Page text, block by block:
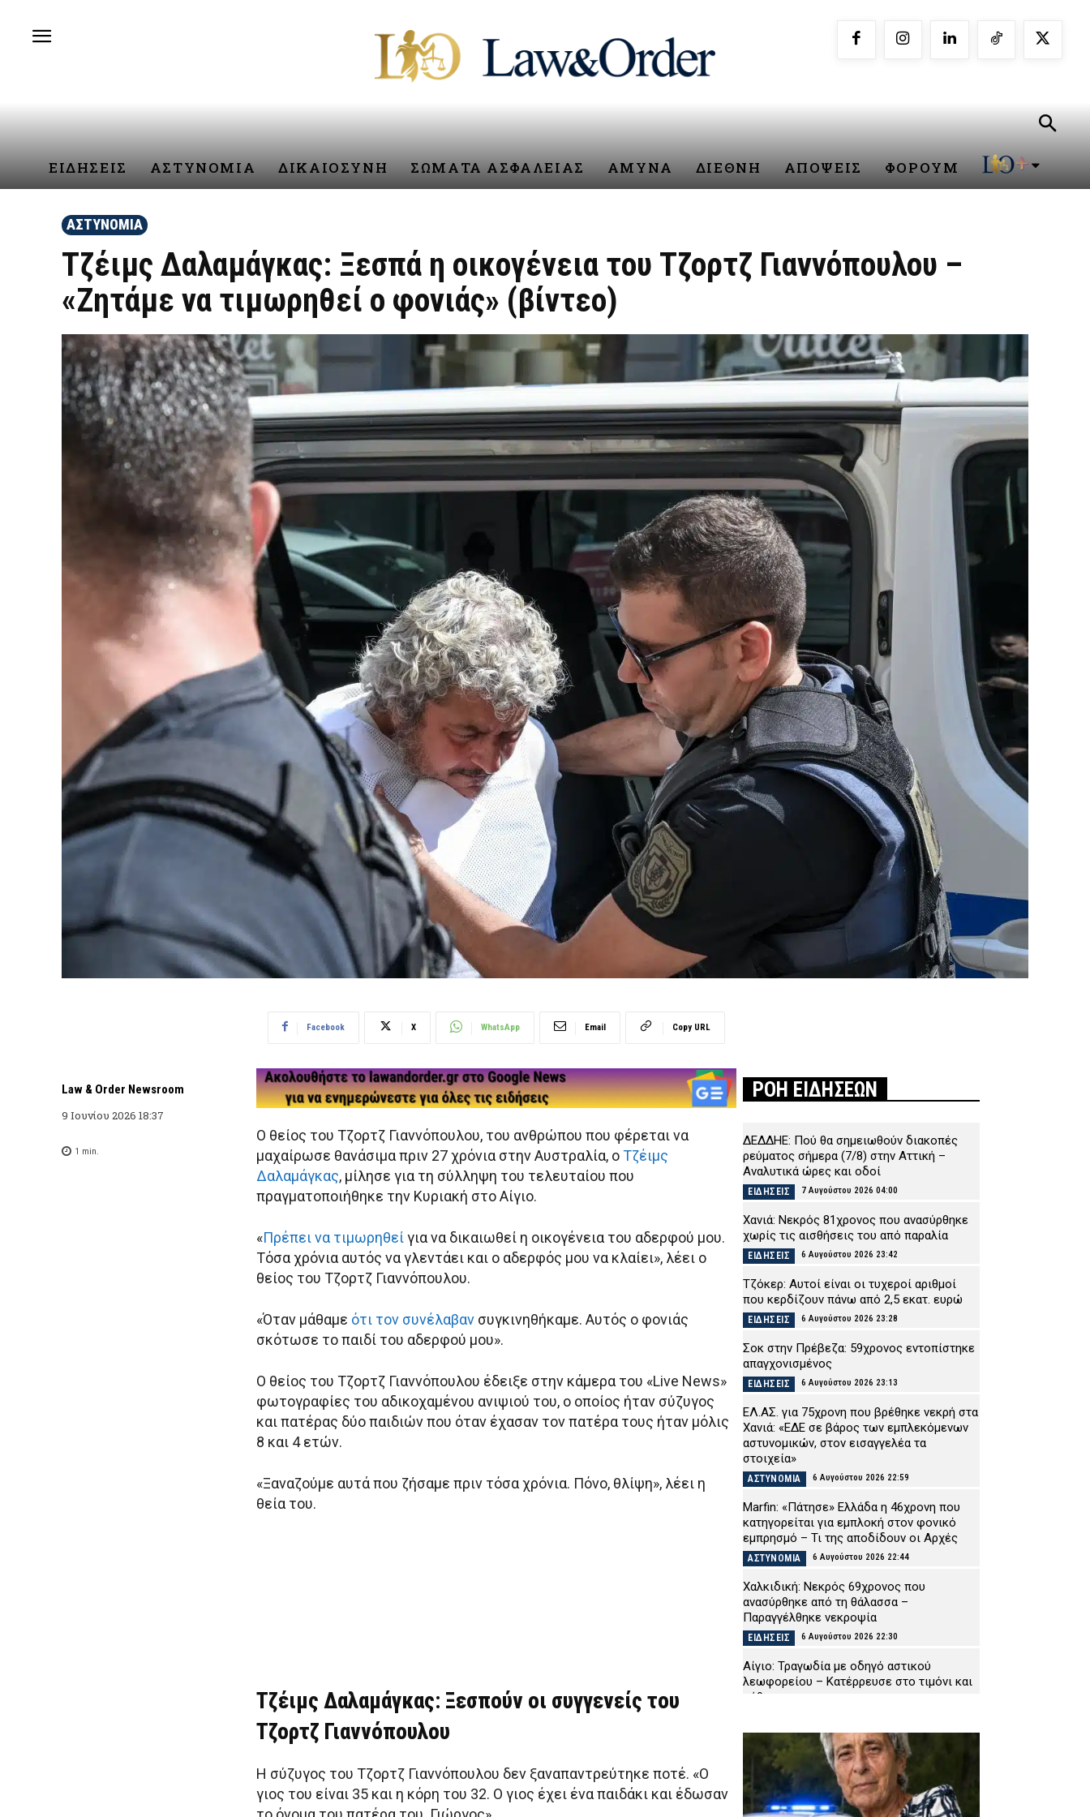
ΕΙΔΗΣΕΙΣ ΑΣΤΥΝΟΜΙΑ ΔΙΚΑΙΟΣΥΝΗ ΣΩΜΑΤΑ ΑΣΦΑΛΕΙΑΣ ΑΜΥΝΑ ΔΙΕΘΝΗ ΑΠΟΨΕΙΣ ΦΟΡΟΥΜ
ΑΣΤΥΝΟΜΙΑ
Τζέιμς Δαλαμάγκας: Ξεσπά η οικογένεια του Τζορτζ Γιαννόπουλου –
«Ζητάμε να τιμωρηθεί ο φονιάς» (βίντεο)
Law & Order Newsroom
9 Ιουνίου 2026 18:37
1 min.
Facebook X WhatsApp Email Copy URL
Ο θείος του Τζορτζ Γιαννόπουλου, του ανθρώπου που φέρεται να
μαχαίρωσε θανάσιμα πριν 27 χρόνια στην Αυστραλία, οΤζέιμς
Δαλαμάγκας, μίλησε για τη σύλληψη του τελευταίου που
πραγματοποιήθηκε την Κυριακή στο Αίγιο.
«Πρέπει να τιμωρηθείγια να δικαιωθεί η οικογένεια του αδερφού μου.
Τόσα χρόνια αυτός να γλεντάει και ο αδερφός μου να κλαίει», λέει ο
θείος του Τζορτζ Γιαννόπουλου.
«Όταν μάθαμε ότι τον συνέλαβαν συγκινηθήκαμε. Αυτός ο φονιάς
σκότωσε το παιδί του αδερφού μου».
Ο θείος του Τζορτζ Γιαννόπουλου έδειξε στην κάμερα του «Live News»
φωτογραφίες του αδικοχαμένου ανιψιού του, ο οποίος ήταν σύζυγος
και πατέρας δύο παιδιών που όταν έχασαν τον πατέρα τους ήταν μόλις
8 και 4 ετών.
«Ξαναζούμε αυτά που ζήσαμε πριν τόσα χρόνια. Πόνο, θλίψη», λέει η
θεία του.
Τζέιμς Δαλαμάγκας: Ξεσπούν οι συγγενείς του
Τζορτζ Γιαννόπουλου
Η σύζυγος του Τζορτζ Γιαννόπουλου δεν ξαναπαντρεύτηκε ποτέ. «Ο
γιος του είναι 35 και η κόρη του 32. Ο γιος έχει ένα παιδάκι και έδωσαν
ΡΟΗ ΕΙΔΗΣΕΩΝ
ΔΕΔΔΗΕ: Πού θα σημειωθούν διακοπές
ρεύματος σήμερα (7/8) στην Αττική –
Αναλυτικά ώρες και οδοί
ΕΙΔΗΣΕΙΣ 7 Αυγούστου 2026 04:00
Χανιά: Νεκρός 81χρονος που ανασύρθηκε
χωρίς τις αισθήσεις του από παραλία
ΕΙΔΗΣΕΙΣ 6 Αυγούστου 2026 23:42
Τζόκερ: Αυτοί είναι οι τυχεροί αριθμοί
που κερδίζουν πάνω από 2,5 εκατ. ευρώ
ΕΙΔΗΣΕΙΣ 6 Αυγούστου 2026 23:28
Σοκ στην Πρέβεζα: 59χρονος εντοπίστηκε
απαγχονισμένος
ΕΙΔΗΣΕΙΣ 6 Αυγούστου 2026 23:13
ΕΛ.ΑΣ. για 75χρονη που βρέθηκε νεκρή στα
Χανιά: «ΕΔΕ σε βάρος των εμπλεκόμενων
αστυνομικών, στον εισαγγελέα τα
στοιχεία»
ΑΣΤΥΝΟΜΙΑ 6 Αυγούστου 2026 22:59
Marfin: «Πάτησε» Ελλάδα η 46χρονη που
κατηγορείται για εμπλοκή στον φονικό
εμπρησμό – Τι της αποδίδουν οι Αρχές
ΑΣΤΥΝΟΜΙΑ 6 Αυγούστου 2026 22:44
Χαλκιδική: Νεκρός 69χρονος που
ανασύρθηκε από τη θάλασσα –
Παραγγέλθηκε νεκροψία
ΕΙΔΗΣΕΙΣ 6 Αυγούστου 2026 22:30
Αίγιο: Τραγωδία με οδηγό αστικού
λεωφορείου – Κατέρρευσε στο τιμόνι και
πέθανε
Χανιά: Πειθαρχική έρευνα για την υπόθεση
της 75χρονης που βρέθηκε νεκρή μετά την
αποχώρησή της από το Αστυνομικό
Μέγαρο
ΑΣΤΥΝΟΜΙΑ 6 Αυγούστου 2026 22:01